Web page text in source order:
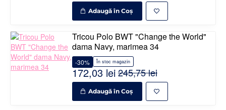
Adaugă în Coş
Tricou Polo BWT "Change the World"
dama Navy, marimea 34
În stoc magazin
-30%
172,03 lei245,75 lei
Adaugă în Coş